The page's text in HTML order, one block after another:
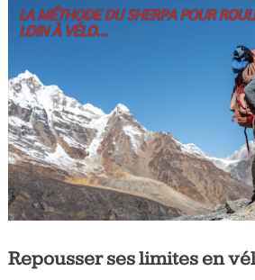
Repousser ses limites en